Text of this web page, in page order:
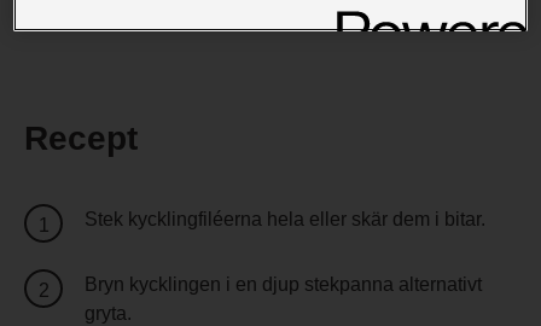
Recept
Stek kycklingfiléerna hela eller skär dem i bitar.
Bryn kycklingen i en djup stekpanna alternativt
gryta.